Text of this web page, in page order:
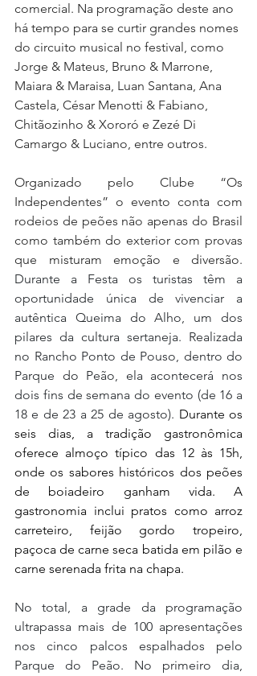
comercial. Na programação deste ano
há tempo para se curtir grandes nomes
do circuito musical no festival, como
Jorge & Mateus, Bruno & Marrone,
Maiara & Maraisa, Luan Santana, Ana
Castela, César Menotti & Fabiano,
Chitãozinho & Xororó e Zezé Di
Camargo & Luciano, entre outros.
Organizado pelo Clube “Os
Independentes” o evento conta com
rodeios de peões não apenas do Brasil
como também do exterior com provas
Durante a Festa os turistas têm a
oportunidade única de vivenciar a
autêntica Queima do Alho, um dos
pilares da cultura sertaneja. Realizada
no Rancho Ponto de Pouso, dentro do
Parque do Peão, ela acontecerá nos
dois fins de semana do evento (de 16 a
18 e de 23 a 25 de agosto). Durante os
seis dias, a tradição gastronômica
oferece almoço típico das 12 às 15h,
onde os sabores históricos dos peões
de boiadeiro ganham vida. A
gastronomia inclui pratos como arroz
carreteiro, feijão gordo tropeiro,
paçoca de carne seca batida em pilão e
carne serenada frita na chapa.
No total, a grade da programação
ultrapassa mais de 100 apresentações
nos cinco palcos espalhados pelo
Parque do Peão. No primeiro dia,